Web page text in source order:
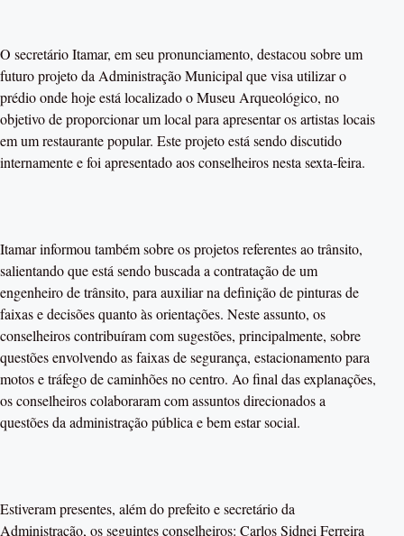
O secretário Itamar, em seu pronunciamento, destacou sobre um
futuro projeto da Administração Municipal que visa utilizar o
prédio onde hoje está localizado o Museu Arqueológico, no
objetivo de proporcionar um local para apresentar os artistas locais
em um restaurante popular. Este projeto está sendo discutido
internamente e foi apresentado aos conselheiros nesta sexta-feira.
Itamar informou também sobre os projetos referentes ao trânsito,
salientando que está sendo buscada a contratação de um
engenheiro de trânsito, para auxiliar na definição de pinturas de
faixas e decisões quanto às orientações. Neste assunto, os
conselheiros contribuíram com sugestões, principalmente, sobre
questões envolvendo as faixas de segurança, estacionamento para
motos e tráfego de caminhões no centro. Ao final das explanações,
os conselheiros colaboraram com assuntos direcionados a
questões da administração pública e bem estar social.
Estiveram presentes, além do prefeito e secretário da
Administração, os seguintes conselheiros: Carlos Sidnei Ferreira